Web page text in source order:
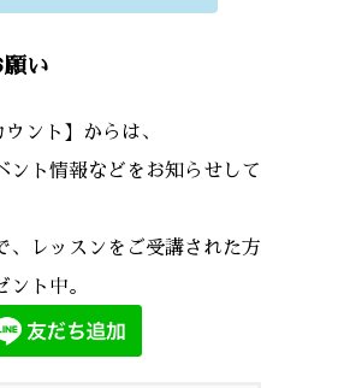
い
ント】からは、
ント情報などをお知らせして
、レッスンをご受講された方
ント中。